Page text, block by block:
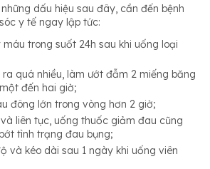
dấu hiệu sau đây, cần đến bệnh
y tế ngay lập tức:
trong suốt 24h sau khi uống loại
quá nhiều, làm ướt đẫm 2 miếng băng
đến hai giờ;
đông lớn trong vòng hơn 2 giờ;
liên tục, uống thuốc giảm đau cũng
tình trạng đau bụng;
và kéo dài sau 1 ngày khi uống viên